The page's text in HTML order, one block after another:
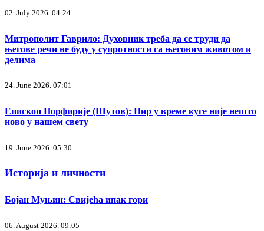
02. July 2026. 04:24
Митрополит Гаврило: Духовник треба да се труди да
његове речи не буду у супротности са његовим животом и
делима
24. June 2026. 07:01
Епископ Порфирије (Шутов): Пир у време куге није нешто
ново у нашем свету
19. June 2026. 05:30
Историја и личности
Бојан Муњин: Свијећа ипак гори
06. August 2026. 09:05